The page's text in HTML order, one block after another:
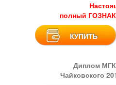
полный ГОЗНАК
КУПИТЬ
Диплом
Чайковского